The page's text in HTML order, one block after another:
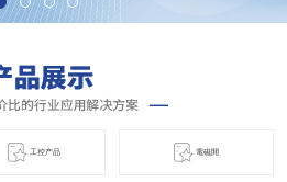
工控产品 電磁閞